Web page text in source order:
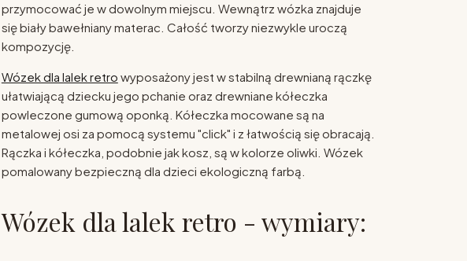
przymocować je w dowolnym miejscu. Wewnątrz wózka znajduje
się biały bawełniany materac. Całość tworzy niezwykle uroczą
kompozycję.
Wózek dla lalek retro wyposażony jest w stabilną drewnianą rączkę
ułatwiającą dziecku jego pchanie oraz drewniane kółeczka
powleczone gumową oponką. Kółeczka mocowane są na
metalowej osi za pomocą systemu "click" i z łatwością się obracają.
Rączka i kółeczka, podobnie jak kosz, są w kolorze oliwki. Wózek
pomalowany bezpieczną dla dzieci ekologiczną farbą.
Wózek dla lalek retro - wymiary: